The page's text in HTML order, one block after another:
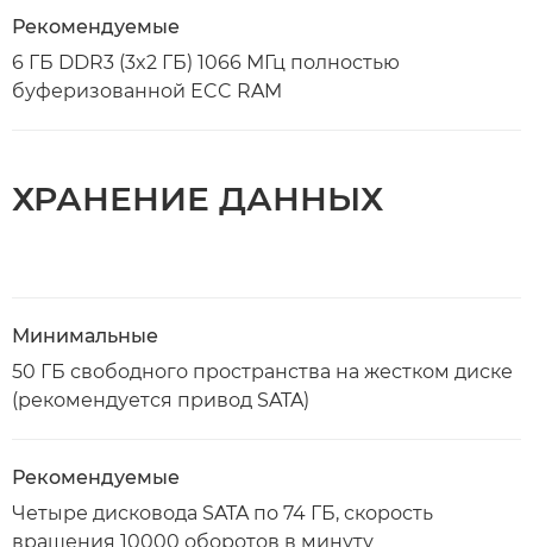
Рекомендуемые
6 ГБ DDR3 (3x2 ГБ) 1066 МГц полностью
буферизованной ECC RAM
ХРАНЕНИЕ ДАННЫХ
Минимальные
50 ГБ свободного пространства на жестком диске
(рекомендуется привод SATA)
Рекомендуемые
Четыре дисковода SATA по 74 ГБ, скорость
вращения 10000 оборотов в минуту